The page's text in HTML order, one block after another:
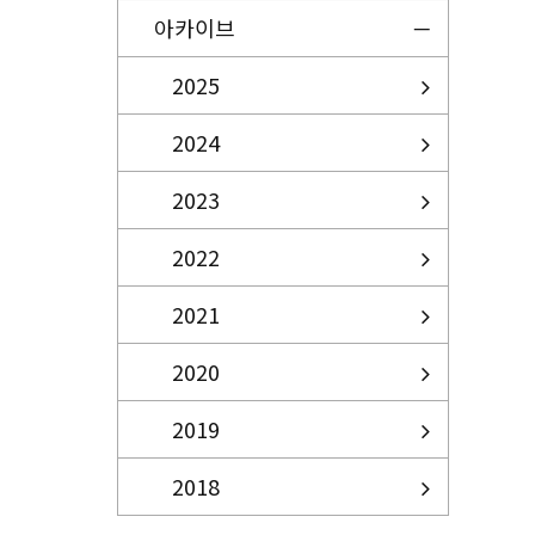
아카이브
2025
2024
2023
2022
2021
2020
2019
2018